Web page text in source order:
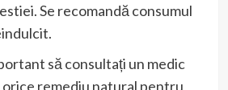
Se recomandă consumul
să consultați un medic
remediu natural pentru